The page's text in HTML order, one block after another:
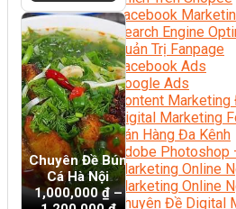
Facebook
Search Engine
Quản Trị Fanpage
Facebook Ads
Google Ads
Content Marketing
Digital Marketing
Bán Hàng Đa Kênh
Adobe Photoshop
Marketing Online
Marketing Online
Chuyên Đề Digital
Chuyên Đề Bún
Cá Hà Nội
1,000,000₫–